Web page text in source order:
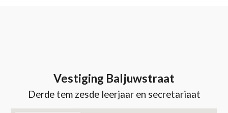
Vestiging Baljuwstraat
Derde tem zesde leerjaar en secretariaat